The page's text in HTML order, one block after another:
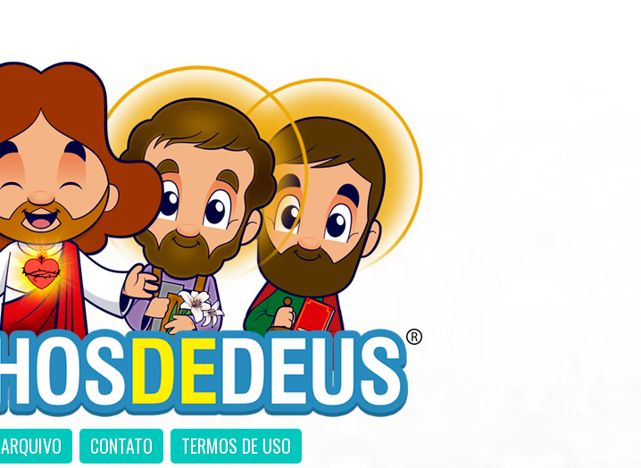
ARQUIVO CONTATO TERMOS DE USO